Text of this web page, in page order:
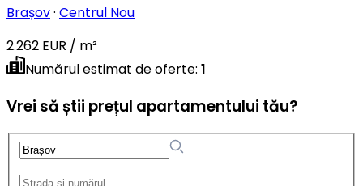
Brașov· Centrul Nou
2.262 EUR / m²
Numărul estimat de oferte: 1
Vrei să știi prețul apartamentului tău?